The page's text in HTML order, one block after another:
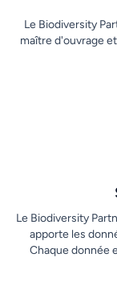
Le Biodiversity
maître d'ouvrage
Le Biodiversity
apporte les
Chaque donnée